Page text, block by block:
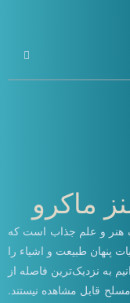
ماکرو
هنر و علم جذاب است که
پنهان طبیعت و اشیاء را
به نزدیک‌ترین فاصله از
قابل مشاهده نیستند.